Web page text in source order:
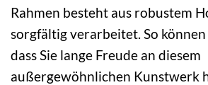
Rahmen besteht aus robustem
sorgfältig verarbeitet. So können
dass Sie lange Freude an diesem
außergewöhnlichen Kunstwerk